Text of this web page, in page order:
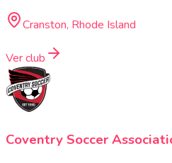
Cranston, Rhode Island
Ver club
Coventry Soccer